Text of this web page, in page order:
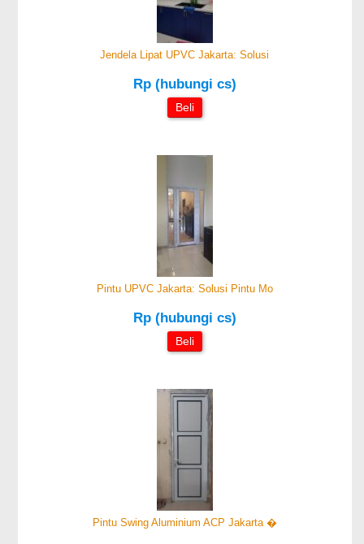
Jendela Lipat UPVC Jakarta: Solusi
Rp (hubungi cs)
Beli
Pintu UPVC Jakarta: Solusi Pintu Mo
Rp (hubungi cs)
Beli
Pintu Swing Aluminium ACP Jakarta �